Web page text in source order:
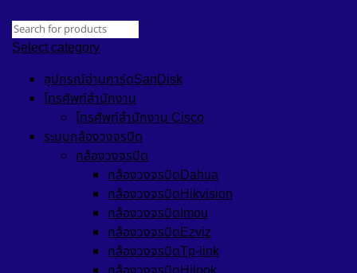
Select category
อุปกรณ์อ่านการ์ดSanDisk
โทรศัพท์สำนักงาน
โทรศัพท์สำนักงาน Cisco
ระบบกล้องวงจรปิด
กล้องวงจรปิด
กล้องวงจรปิดDahua
กล้องวงจรปิดHikvision
กล้องวงจรปิดImou
กล้องวงจรปิดEzviz
กล้องวงจรปิดTp-link